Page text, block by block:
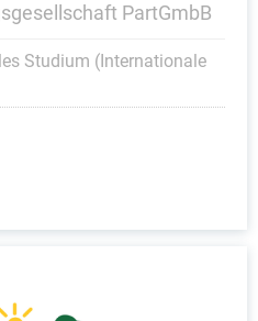
PartGmbB
Studium (Internationale